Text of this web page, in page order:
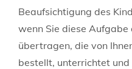
Beaufsichtigung des
wenn Sie diese
übertragen, die von
bestellt, unterrichtet